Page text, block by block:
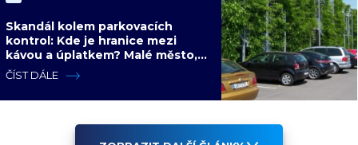
Skandál kolem parkovacích
kontrol: Kde je hranice mezi
kávou a úplatkem? Malé město,
malá výhoda, velký problém
ČÍST DÁLE